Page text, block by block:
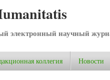
электронный научный
коллегия Новости